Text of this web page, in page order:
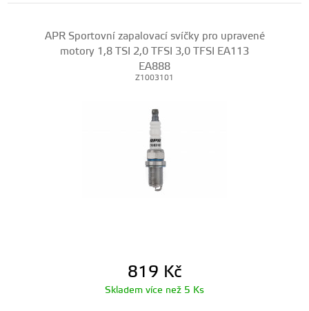
APR Sportovní zapalovací svíčky pro upravené
motory 1,8 TSI 2,0 TFSI 3,0 TFSI EA113
EA888
Z1003101
819 Kč
Skladem více než 5 Ks